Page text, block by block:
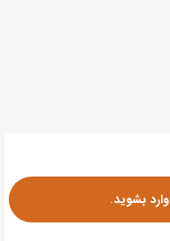
وارد بشوید.